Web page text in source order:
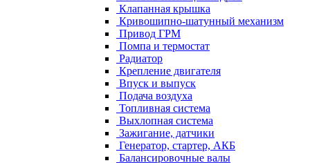
Клапанная крышка
Кривошипно-шатунный механизм
Привод ГРМ
Помпа и термостат
Радиатор
Крепление двигателя
Впуск и выпуск
Подача воздуха
Топливная система
Выхлопная система
Зажигание, датчики
Генератор, стартер, АКБ
Балансировочные валы